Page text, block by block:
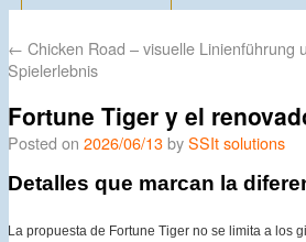
← Chicken Road – visuelle Linienführung
Spielerlebnis
Fortune Tiger y el
Posted on 2026/06/13 by SSIt solutions
Detalles que marcan la
La propuesta de Fortune Tiger no se limita a los